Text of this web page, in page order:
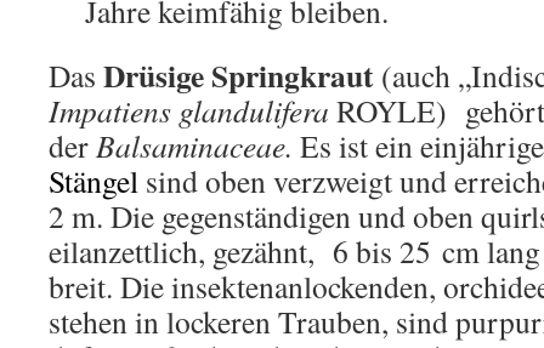
Jahre keimfähig bleiben.
Das Drüsige Springkraut (auch
Impatiens glandulifera ROYLE)
derBalsaminaceae. Es ist ein
Stängel sind oben verzweigt und
2 m. Die gegenständigen und oben
eilanzettlich, gezähnt, 6 bis 25 cm
breit. Die insektenanlockenden,
stehen in lockeren Trauben, sind